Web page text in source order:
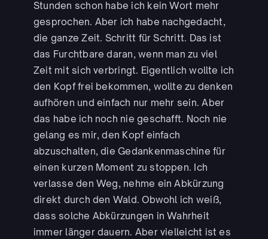
Stunden schon habe ich kein Wort mehr
gesprochen. Aber ich habe nachgedacht,
die ganze Zeit. Schritt für Schritt. Das ist
das Furchtbare daran, wenn man zu viel
Zeit mit sich verbringt. Eigentlich wollte ich
den Kopf frei bekommen, wollte zu denken
aufhören und einfach nur mehr sein. Aber
das habe ich noch nie geschafft. Noch nie
gelang es mir, den Kopf einfach
abzuschalten, die Gedankenmaschine für
einen kurzen Moment zu stoppen. Ich
verlasse den Weg, nehme ein Abkürzung
direkt durch den Wald. Obwohl ich weiß,
dass solche Abkürzungen in Wahrheit
immer länger dauern. Aber vielleicht ist es